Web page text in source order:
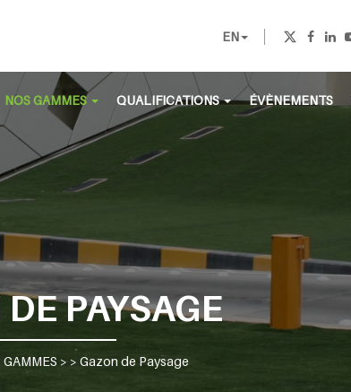
EN
NOS GAMMES QUALIFICATIONS ÉVÈNEMENTS
PAYSAGE
GAMMES > > Gazon de Paysage